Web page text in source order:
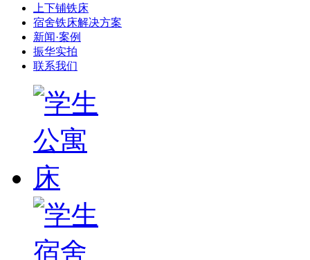
上下铺铁床
宿舍铁床解决方案
新闻·案例
振华实拍
联系我们